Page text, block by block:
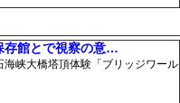
存館とで視察の意…
峡大橋塔頂体験「ブリッジワール